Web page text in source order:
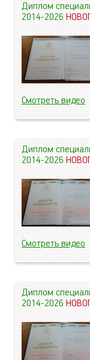
Диплом
2014-2026
Смотреть видео
Диплом
2014-2026
Смотреть видео
Диплом
2014-2026